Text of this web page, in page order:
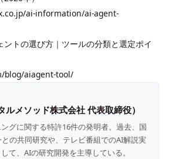
ai-information/ai-agent-
トの選び方｜ツールの分類と選定ポイ
blog/aiagent-tool/
ルメソッド株式会社 代表取締役）
グに関する特許16件の発明者。過去、国
の共同研究や、テレビ番組でのAI解説実
て、AIの研究開発を主導している。